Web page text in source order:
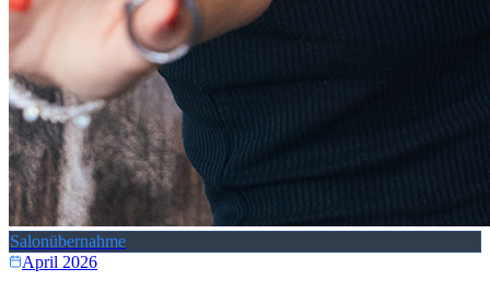
Salonübernahme
April 2026